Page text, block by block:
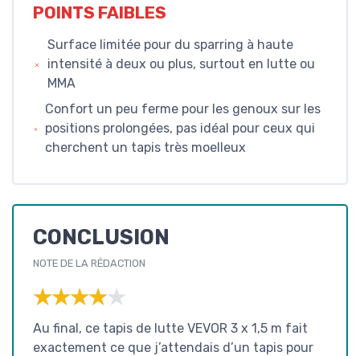
POINTS FAIBLES
Surface limitée pour du sparring à haute
intensité à deux ou plus, surtout en lutte ou
MMA
Confort un peu ferme pour les genoux sur les
positions prolongées, pas idéal pour ceux qui
cherchent un tapis très moelleux
CONCLUSION
NOTE DE LA RÉDACTION
★★★★★
★★★★★
Au final, ce tapis de lutte VEVOR 3 x 1,5 m fait
exactement ce que j’attendais d’un tapis pour